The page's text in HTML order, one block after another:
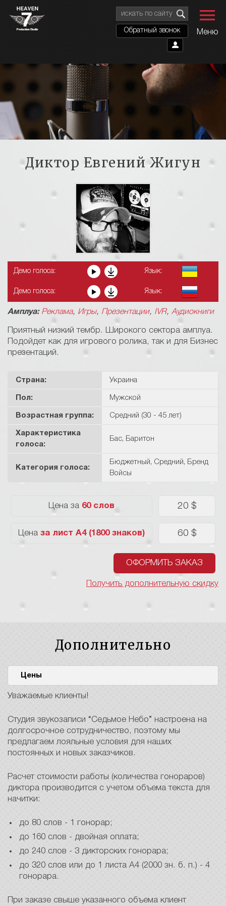
Обратный звонок Меню
Диктор Евгений Жигун
Демо голоса: Язык:
Демо голоса: Язык:
Амплуа: Реклама, Игры, Презентации, IVR, Аудиокниги
Приятный низкий тембр. Широкого сектора амплуа.
Подойдет как для игрового ролика, так и для Бизнес
презентаций.
Страна: Украина
Пол: Мужской
Возрастная группа: Средний (30 - 45 лет)
Характеристикa
голоса:
Бас, Баритон
Категория голоса:
Бюджетный, Средний, Бренд
Войсы
Цена за 60 слов 20 $
Цена за лист А4 (1800 знаков) 60 $
ОФОРМИТЬ ЗАКАЗ
Получить дополнительную скидку
Дополнительно
Цены
Уважаемые клиенты!
Студия звукозаписи “Седьмое Небо” настроена на
долгосрочное сотрудничество, поэтому мы
предлагаем лояльные условия для наших
постоянных и новых заказчиков.
Расчет стоимости работы (количества гонораров)
диктора производится с учетом объема текста для
начитки:
до 80 слов - 1 гонорар;
до 160 слов - двойная оплата;
до 240 слов - 3 дикторских гонорара;
до 320 слов или до 1 листа А4 (2000 зн. б. п.) - 4
гонорара.
При заказе свыше указанного объема клиент